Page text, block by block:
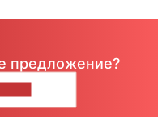
предложение?